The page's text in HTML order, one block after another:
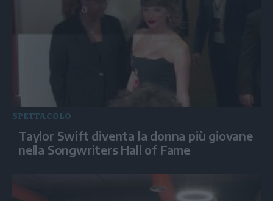
SPETTACOLO
Taylor Swift diventa la donna più giovane
nella Songwriters Hall of Fame